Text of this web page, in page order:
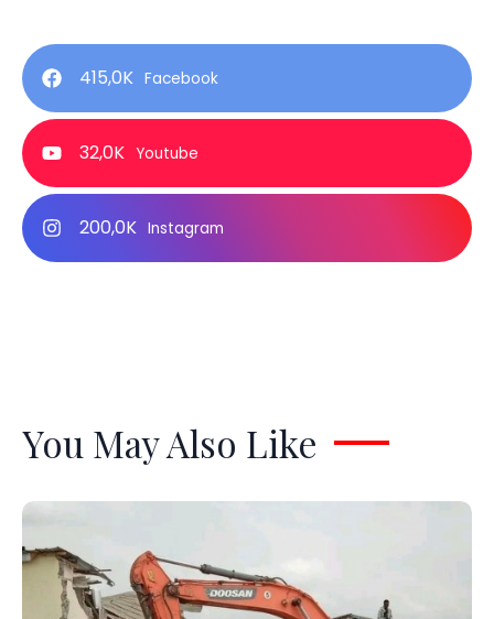
415,0K Facebook
32,0K Youtube
200,0K Instagram
You May Also Like